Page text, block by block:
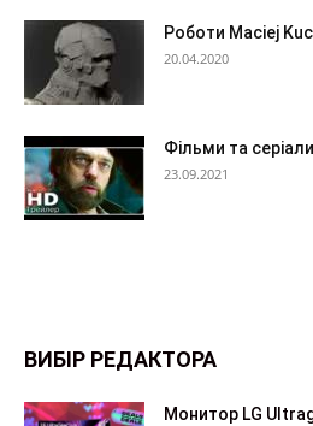
Роботи Maciej
20.04.2020
Фільми та
23.09.2021
ВИБІР РЕДАКТОРА
Монитор LG